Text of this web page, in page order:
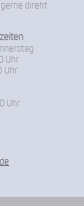
direkt
Uhr
Uhr
Uhr